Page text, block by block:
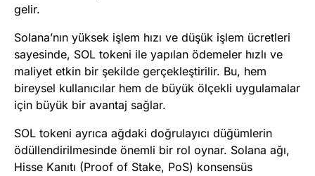
gelir.
Solana’nın yüksek işlem hızı ve düşük işlem ücretleri
sayesinde, SOL tokeni ile yapılan ödemeler hızlı ve
maliyet etkin bir şekilde gerçekleştirilir. Bu, hem
bireysel kullanıcılar hem de büyük ölçekli uygulamalar
için büyük bir avantaj sağlar.
SOL tokeni ayrıca ağdaki doğrulayıcı düğümlerin
ödüllendirilmesinde önemli bir rol oynar. Solana ağı,
Hisse Kanıtı (Proof of Stake, PoS) konsensüs